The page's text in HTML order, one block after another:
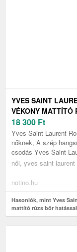
YVES SAINT
VÉKONY MATTÍTÓ
G
18 300 Ft
Yves Saint Laurent
nőknek, A szép
csodás Yves Saint
női, yves saint laurent
notino.hu
Hasonlók, mint Yves
mattító rúzs bőr